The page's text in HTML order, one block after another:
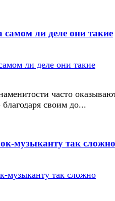
ли деле они такие
часто
своим до...
музыканту так сложно